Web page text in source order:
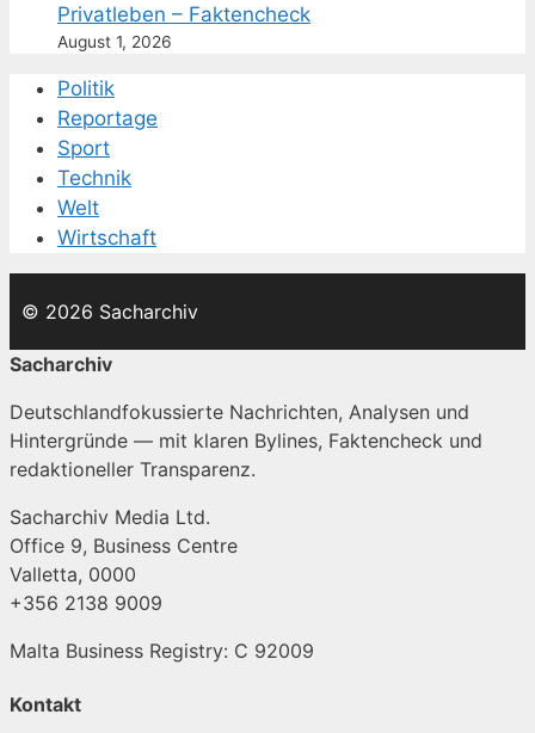
Privatleben – Faktencheck
August 1, 2026
Politik
Reportage
Sport
Technik
Welt
Wirtschaft
© 2026 Sacharchiv
Sacharchiv
Deutschlandfokussierte Nachrichten, Analysen und
Hintergründe — mit klaren Bylines, Faktencheck und
redaktioneller Transparenz.
Sacharchiv Media Ltd.
Office 9, Business Centre
Valletta, 0000
+356 2138 9009
Malta Business Registry: C 92009
Kontakt